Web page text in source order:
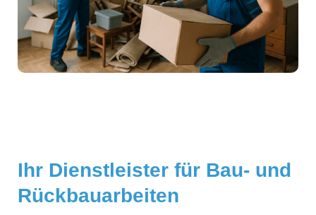
Ihr Dienstleister für Bau- und
Rückbauarbeiten